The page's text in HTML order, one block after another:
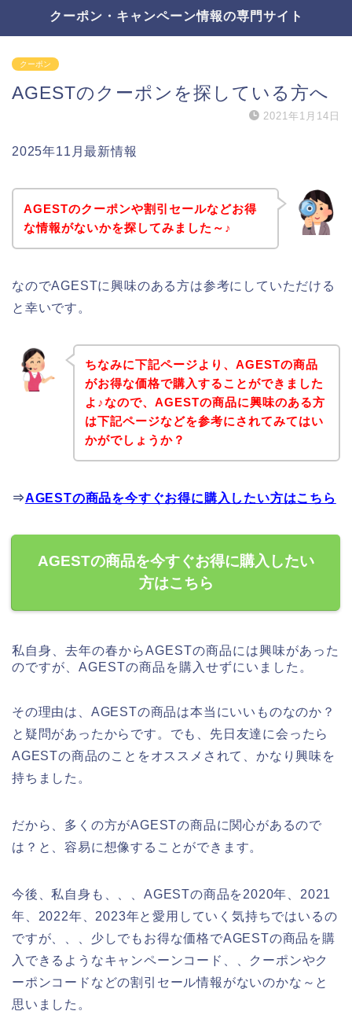
クーポン・キャンペーン情報の専門サイト
クーポン
AGESTのクーポンを探している方へ
2021年1月14日
2025年11月最新情報
AGESTのクーポンや割引セールなどお得
な情報がないかを探してみました～♪
なのでAGESTに興味のある方は参考にしていただける
と幸いです。
ちなみに下記ページより、AGESTの商品
がお得な価格で購入することができました
よ♪なので、AGESTの商品に興味のある方
は下記ページなどを参考にされてみてはい
かがでしょうか？
⇒AGESTの商品を今すぐお得に購入したい方はこちら
AGESTの商品を今すぐお得に購入したい
方はこちら
私自身、去年の春からAGESTの商品には興味があった
のですが、AGESTの商品を購入せずにいました。
その理由は、AGESTの商品は本当にいいものなのか？
と疑問があったからです。でも、先日友達に会ったら
AGESTの商品のことをオススメされて、かなり興味を
持ちました。
だから、多くの方がAGESTの商品に関心があるので
は？と、容易に想像することができます。
今後、私自身も、、、AGESTの商品を2020年、2021
年、2022年、2023年と愛用していく気持ちではいるの
ですが、、、少しでもお得な価格でAGESTの商品を購
入できるようなキャンペーンコード、、クーポンやク
ーポンコードなどの割引セール情報がないのかな～と
思いました。